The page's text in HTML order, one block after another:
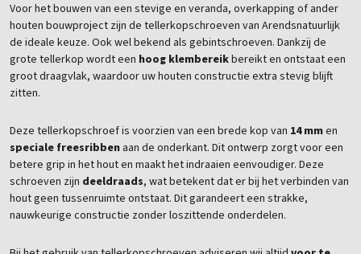
Voor het bouwen van een stevige en veranda, overkapping of ander
houten bouwproject zijn de tellerkopschroeven van Arendsnatuurlijk
de ideale keuze. Ook wel bekend als gebintschroeven. Dankzij de
grote tellerkop wordt een hoog klembereikbereikt en ontstaat een
groot draagvlak, waardoor uw houten constructie extra stevig blijft
zitten.
Deze tellerkopschroef is voorzien van een brede kop van 14 mmen
speciale freesribbenaan de onderkant. Dit ontwerp zorgt voor een
betere grip in het hout en maakt het indraaien eenvoudiger. Deze
schroeven zijn deeldraads, wat betekent dat er bij het verbinden van
hout geen tussenruimte ontstaat. Dit garandeert een strakke,
nauwkeurige constructie zonder loszittende onderdelen.